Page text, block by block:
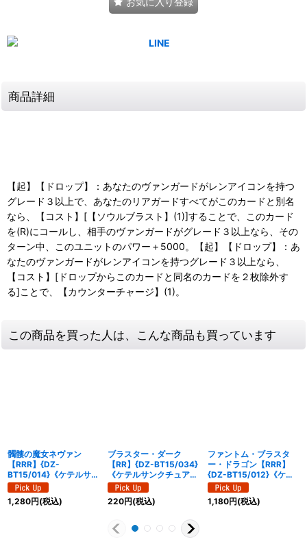
商品詳細
【起】【ドロップ】：あなたのヴァンガードがレンアイコンを持つ
グレード３以上で、あなたのリアガードすべてがこのカードと別名
なら、【コスト】[【ソウルブラスト】(1)]することで、このカード
を(R)にコールし、相手のヴァンガードがグレード３以上なら、その
ターン中、このユニットのパワー＋5000。【起】【ドロップ】：あ
なたのヴァンガードがレンアイコンを持つグレード３以上なら、
【コスト】[ドロップからこのカードと同名のカードを２枚除外す
る]ことで、【カウンターチャージ】(1)。
この商品を買った人は、こんな商品も買っています
髑髏の魔女ネヴァン
【RRR】{DZ-
BT15/014}《ケテルサン
クチュアリ》
1,280円(税込)
ブラスター・ダーク
【RR】{DZ-BT15/034}
《ケテルサンクチュア
リ》
220円(税込)
ファントム・ブラスタ
ー・ドラゴン【RRR】
{DZ-BT15/012}《ケテ
ルサンクチュアリ》
1,180円(税込)